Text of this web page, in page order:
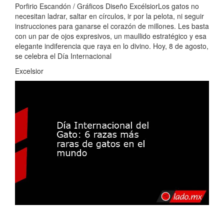
Porfirio Escandón / Gráficos Diseño ExcélsiorLos gatos no
necesitan ladrar, saltar en círculos, ir por la pelota, ni seguir
instrucciones para ganarse el corazón de millones. Les basta
con un par de ojos expresivos, un maullido estratégico y esa
elegante indiferencia que raya en lo divino. Hoy, 8 de agosto,
se celebra el Día Internacional
Excelsior